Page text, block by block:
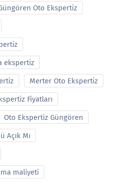
Oto Ekspertiz
ekspertiz
Merter Oto Ekspertiz
Fiyatları
Oto Ekspertiz Güngören
Açık Mı
maliyeti